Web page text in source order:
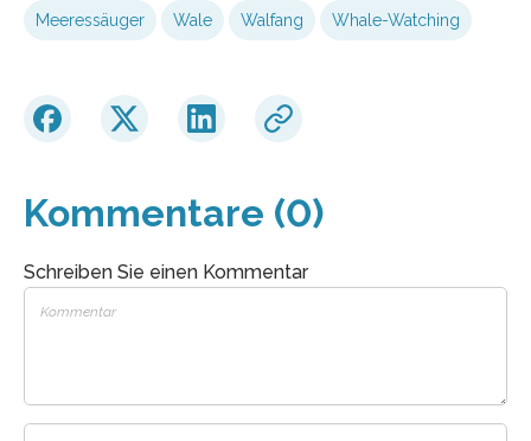
Meeressäuger Wale Walfang Whale-Watching
Kommentare (0)
Schreiben Sie einen Kommentar